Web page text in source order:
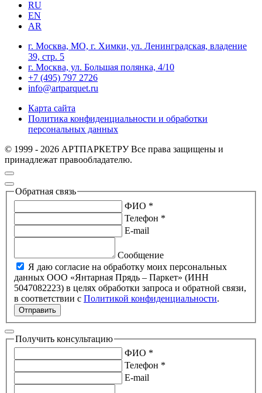
RU
EN
AR
г. Москва, МО, г. Химки, ул. Ленинградская, владение
39, стр. 5
г. Москва, ул. Большая полянка, 4/10
+7 (495) 797 2726
info@artparquet.ru
Карта сайта
Политика конфиденциальности и обработки
персональных данных
© 1999 - 2026 АРТПАРКЕТРУ Все права защищены и
принадлежат правообладателю.
Обратная связь
ФИО *
Телефон *
E-mail
Сообщение
Я даю согласие на обработку моих персональных
данных ООО «Янтарная Прядь – Паркет» (ИНН
5047082223) в целях обработки запроса и обратной связи,
в соответствии с Политикой конфиденциальности.
Отправить
Получить консультацию
ФИО *
Телефон *
E-mail